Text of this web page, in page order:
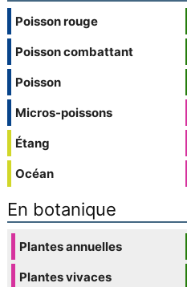
Poisson rouge
Poisson combattant
Poisson
Micros-poissons
Étang
Océan
En botanique
Plantes annuelles
Plantes vivaces